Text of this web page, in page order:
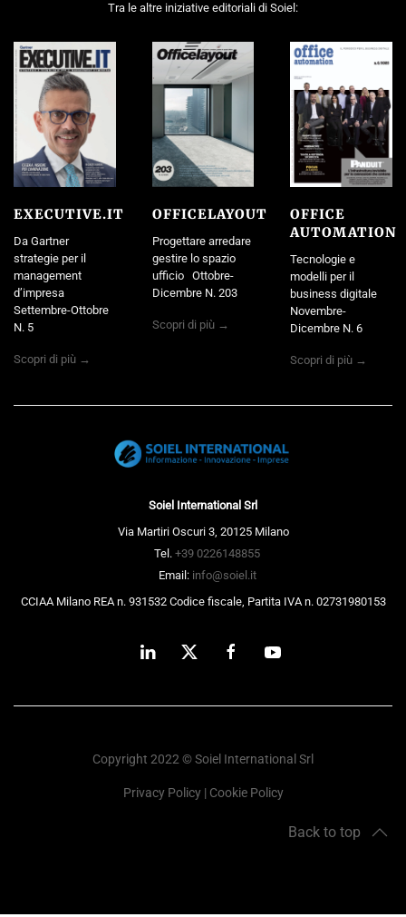
Tra le altre iniziative editoriali di Soiel:
EXECUTIVE.IT
Da Gartner
strategie per il
management
d’impresa
Settembre-Ottobre
N. 5
Scopri di più →
OFFICELAYOUT
Progettare arredare
gestire lo spazio
ufficio Ottobre-
Dicembre N. 203
Scopri di più →
OFFICE
AUTOMATION
Tecnologie e
modelli per il
business digitale
Novembre-
Dicembre N. 6
Scopri di più →
Soiel International Srl
Via Martiri Oscuri 3, 20125 Milano
Tel. +39 0226148855
Email: info@soiel.it
CCIAA Milano REA n. 931532 Codice fiscale, Partita IVA n. 02731980153
Copyright 2022 © Soiel International Srl
Privacy Policy| Cookie Policy
Back to top